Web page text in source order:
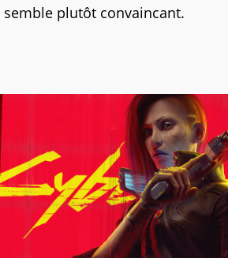
semble plutôt convaincant.